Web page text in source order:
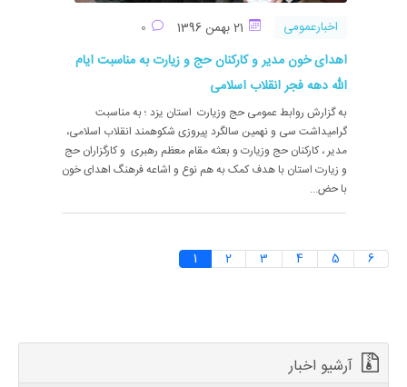
اخبارعمومی
اهدای خون مدیر و کارکنان حج و زیارت به مناسبت ایام
الله دهه فجر انقلاب اسلامی
به گزارش روابط عمومی حج وزیارت استان یزد ؛ به مناسبت
گرامیداشت سی و نهمین سالگرد پیروزی شکوهمند انقلاب اسلامی،
مدیر ، کارکنان حج وزیارت و بعثه مقام معظم رهبری و کارگزاران حج
و زیارت استان با هدف کمک به هم نوع و اشاعه فرهنگ اهدای خون
با حض...
1 2 3 4 5 6
آرشیو اخبار